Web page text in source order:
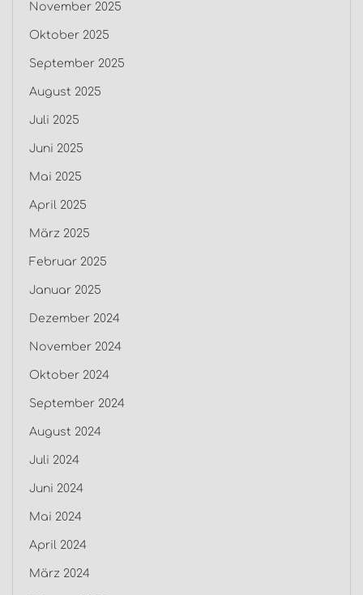
November 2025
Oktober 2025
September 2025
August 2025
Juli 2025
Juni 2025
Mai 2025
April 2025
März 2025
Februar 2025
Januar 2025
Dezember 2024
November 2024
Oktober 2024
September 2024
August 2024
Juli 2024
Juni 2024
Mai 2024
April 2024
März 2024